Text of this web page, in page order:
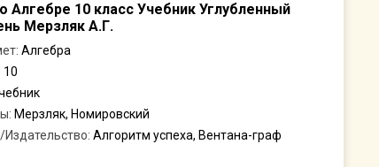
Алгебре 10 класс Учебник Углубленный
Мерзляк А.Г.
Алгебра
10
Мерзляк, Номировский
Алгоритм успеха, Вентана-граф